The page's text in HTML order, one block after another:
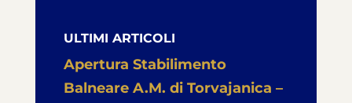
ULTIMI ARTICOLI
Apertura Stabilimento
Balneare A.M. di Torvajanica –